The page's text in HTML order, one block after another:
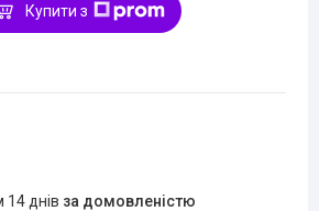
Купити з
14 днів за домовленістю